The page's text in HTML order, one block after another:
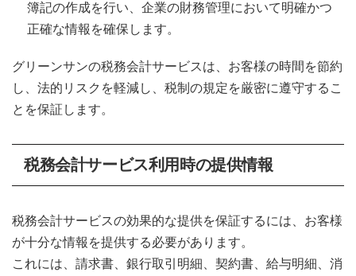
簿記の作成を行い、企業の財務管理において明確かつ
正確な情報を確保します。
グリーンサンの税務会計サービスは、お客様の時間を節約
し、法的リスクを軽減し、税制の規定を厳密に遵守するこ
とを保証します。
税務会計サービス利用時の提供情報
税務会計サービスの効果的な提供を保証するには、お客様
が十分な情報を提供する必要があります。
これには、請求書、銀行取引明細、契約書、給与明細、消